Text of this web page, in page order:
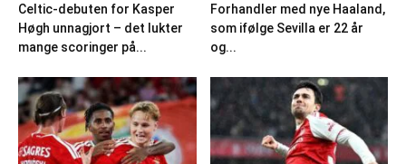
Celtic-debuten for Kasper
Høgh unnagjort – det lukter
mange scoringer på...
Forhandler med nye Haaland,
som ifølge Sevilla er 22 år
og...